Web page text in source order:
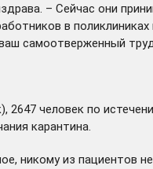
– Сейчас они
в
самоотверженный
человек по
карантина.
никому из пациентов